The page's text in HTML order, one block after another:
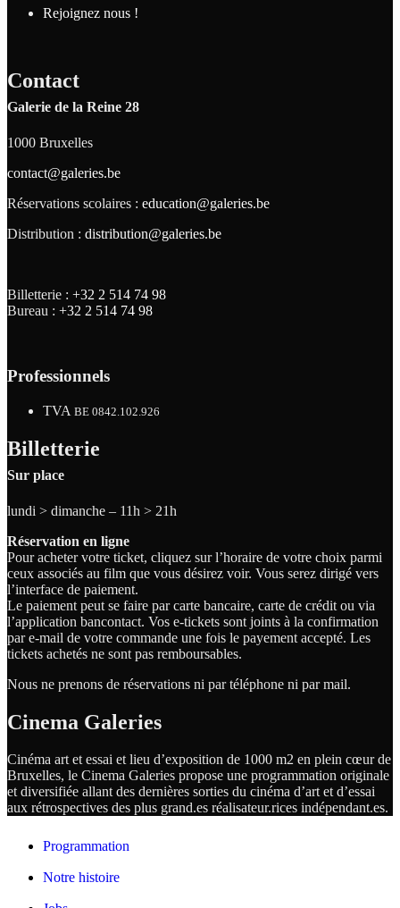
Rejoignez nous !
Contact
Galerie de la Reine 28
1000 Bruxelles
contact@galeries.be
Réservations scolaires : education@galeries.be
Distribution : distribution@galeries.be
Billetterie : +32 2 514 74 98
Bureau : +32 2 514 74 98
Professionnels
TVA BE 0842.102.926
Billetterie
Sur place
lundi > dimanche – 11h > 21h
Réservation en ligne
Pour acheter votre ticket, cliquez sur l’horaire de votre choix parmi
ceux associés au film que vous désirez voir. Vous serez dirigé vers
l’interface de paiement.
Le paiement peut se faire par carte bancaire, carte de crédit ou via
l’application bancontact. Vos e-tickets sont joints à la confirmation
par e-mail de votre commande une fois le payement accepté. Les
tickets achetés ne sont pas remboursables.
Nous ne prenons de réservations ni par téléphone ni par mail.
Cinema Galeries
Cinéma art et essai et lieu d’exposition de 1000 m2 en plein cœur de
Bruxelles, le Cinema Galeries propose une programmation originale
et diversifiée allant des dernières sorties du cinéma d’art et d’essai
aux rétrospectives des plus grand.es réalisateur.rices indépendant.es.
Programmation
Notre histoire